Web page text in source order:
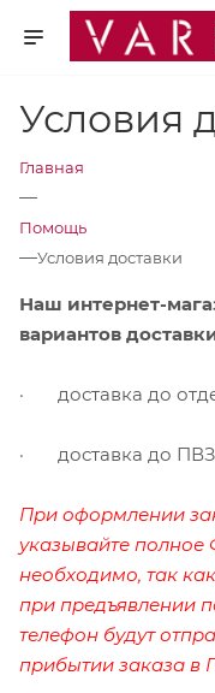
Условия
Главная
—
Помощь
—Условия доставки
Наш интернет-
вариантов
· доставка до
· доставка до ПВЗ
При оформлении
указывайте
необходимо, так
при предъявлении
телефон будут
прибытии заказа в